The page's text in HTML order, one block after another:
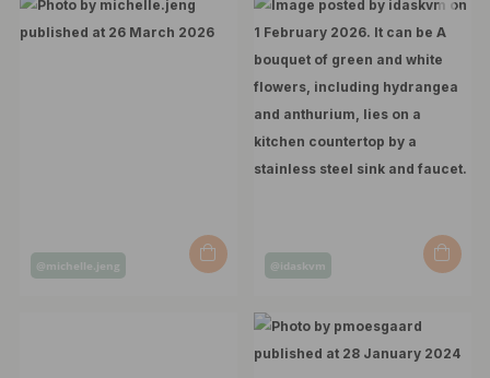
Post
@michelle.jeng
Post
by
@idaskvm